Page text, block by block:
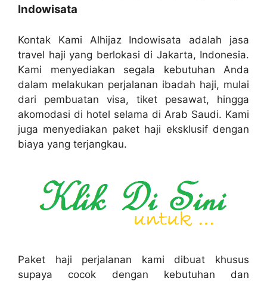
Indowisata
Kontak Kami Alhijaz Indowisata adalah jasa
travel haji yang berlokasi di Jakarta, Indonesia.
Kami menyediakan segala kebutuhan Anda
dalam melakukan perjalanan ibadah haji, mulai
dari pembuatan visa, tiket pesawat, hingga
akomodasi di hotel selama di Arab Saudi. Kami
juga menyediakan paket haji eksklusif dengan
biaya yang terjangkau.
Paket haji perjalanan kami dibuat khusus
supaya cocok dengan kebutuhan dan